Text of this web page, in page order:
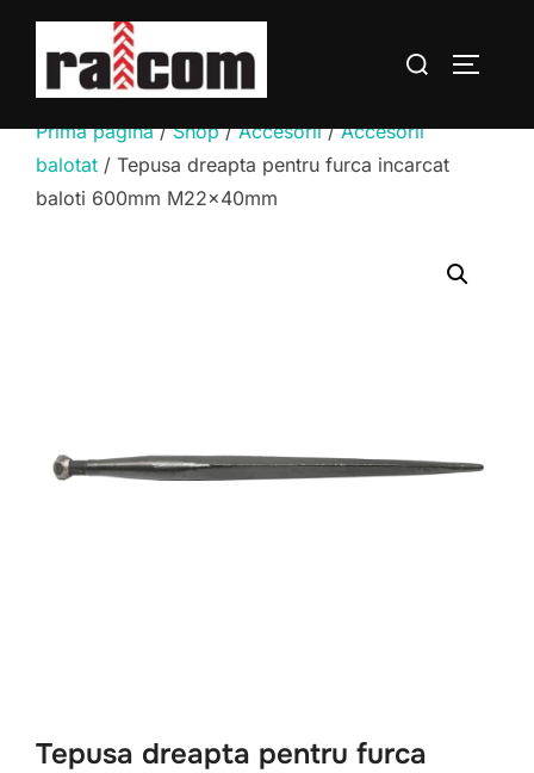
conținut
Caută
Prima pagină/Shop/Accesorii/Accesorii
balotat / Tepusa dreapta pentru furca incarcat
baloti 600mm M22x40mm
Tepusa dreapta pentru furca